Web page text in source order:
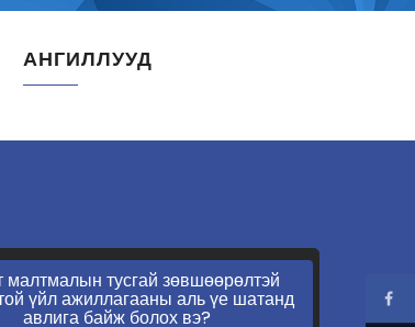
АНГИЛЛУУД
малтмалын тусгай зөвшөөрөлтэй
үйл ажиллагааны аль үе шатанд
авлига байж болох вэ?